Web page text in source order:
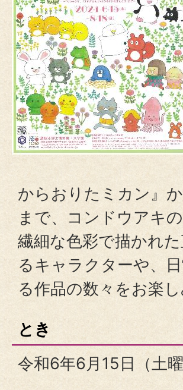
からおりたミカン』
まで、コンドウアキ
繊細な色彩で描かれ
るキャラクターや、
る作品の数々をお楽
とき
令和6年6月15日（土